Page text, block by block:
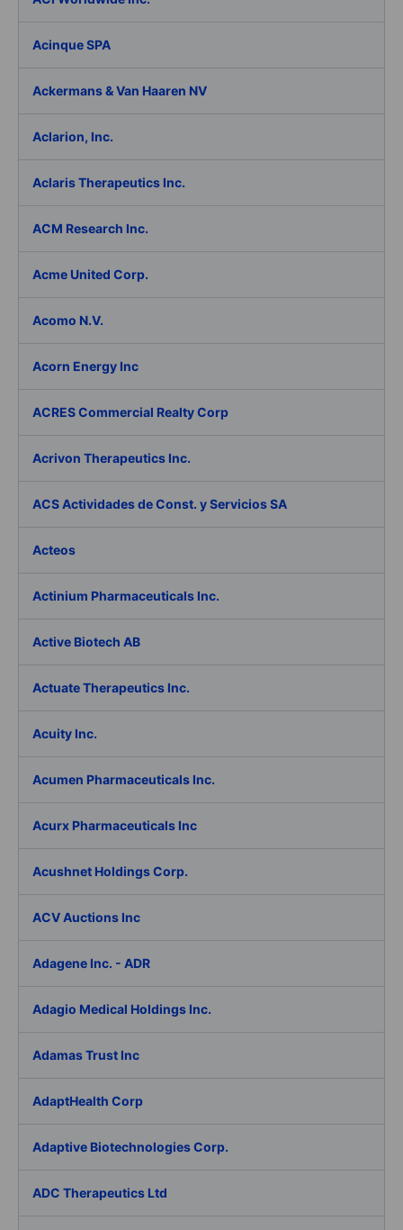
Acinque SPA
Ackermans & Van Haaren NV
Aclarion, Inc.
Aclaris Therapeutics Inc.
ACM Research Inc.
Acme United Corp.
Acomo N.V.
Acorn Energy Inc
ACRES Commercial Realty Corp
Acrivon Therapeutics Inc.
ACS Actividades de Const. y Servicios SA
Acteos
Actinium Pharmaceuticals Inc.
Active Biotech AB
Actuate Therapeutics Inc.
Acuity Inc.
Acumen Pharmaceuticals Inc.
Acurx Pharmaceuticals Inc
Acushnet Holdings Corp.
ACV Auctions Inc
Adagene Inc. - ADR
Adagio Medical Holdings Inc.
Adamas Trust Inc
AdaptHealth Corp
Adaptive Biotechnologies Corp.
ADC Therapeutics Ltd